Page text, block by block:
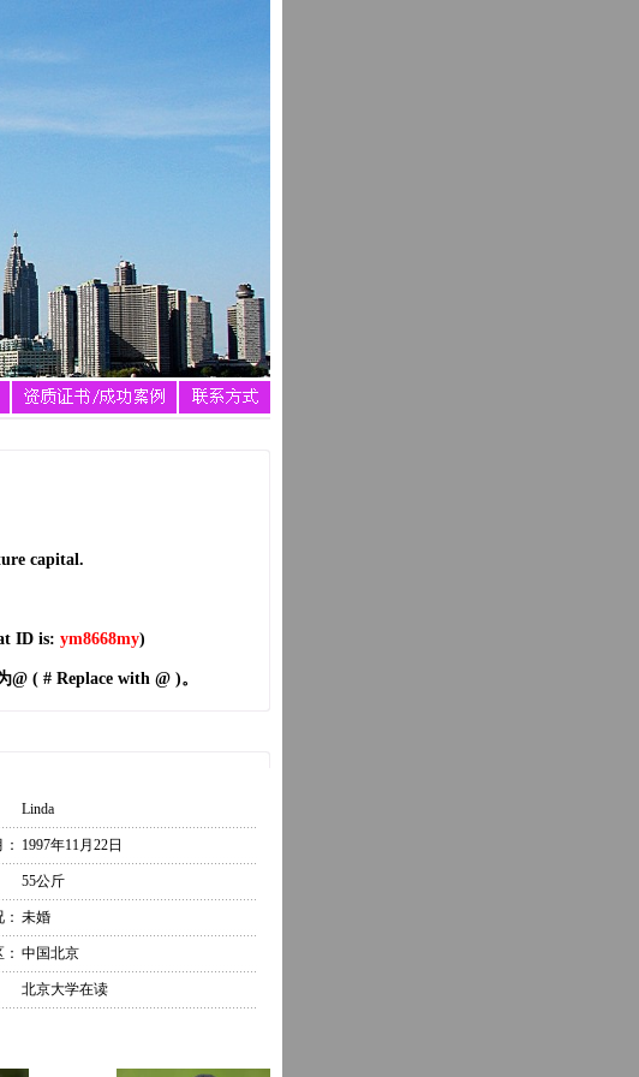
capital.
ID is: ym8668my)
( # Replace with @ )。
Linda
1997年11月22日
55公斤
未婚
中国北京
北京大学在读